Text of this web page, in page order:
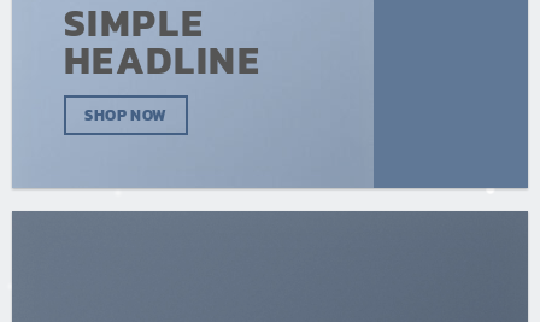
SIMPLE
HEADLINE
SHOP NOW